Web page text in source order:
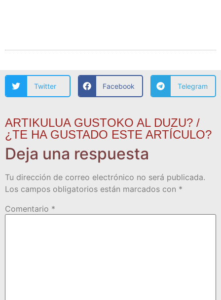
Twitter Facebook Telegram
ARTIKULUA GUSTOKO AL DUZU? /
¿TE HA GUSTADO ESTE ARTÍCULO?
Deja una respuesta
Tu dirección de correo electrónico no será publicada.
Los campos obligatorios están marcados con *
Comentario *